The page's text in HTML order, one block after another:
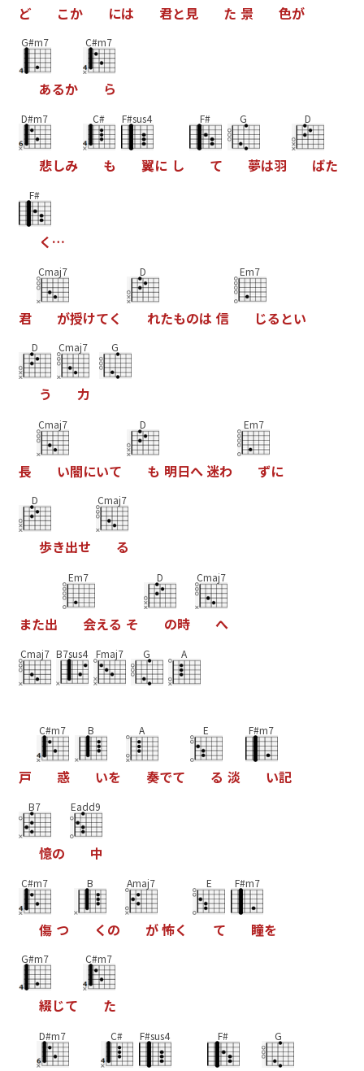
ど こか には 君と 見 た 景 色が
G#m7
あるか
C#m7
ら
D#m7
悲しみ
C#
も
F#sus4
翼に し
F#
て
G
夢は羽
D
ばた
F#
く …
君
Cmaj7
が授けてく
D
れたものは 信
Em7
じる とい
D
う
Cmaj7
力
G
長
Cmaj7
い闇にいて
D
も 明日へ 迷わ
Em7
ずに
D
歩き出せ
Cmaj7
る
また出
Em7
会える そ
D
の時
Cmaj7
へ
Cmaj7 B7sus4 Fmaj7 G A
戸
C#m7
惑
B
いを
A
奏でて
E
る 淡
F#m7
い記
B7
憶の
Eadd9
中
C#m7
傷 つ
B
く の
Amaj7
が怖く
E
て
F#m7
瞳を
G#m7
綴じて
C#m7
た
D#m7 C# F#sus4 F# G